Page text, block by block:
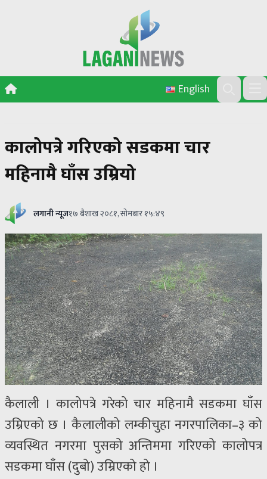
English
Search
कालोपत्रे गरिएको सडकमा चार
महिनामै घाँस उम्रियो
लगानी न्यूज१७ बैशाख २०८१, सोमबार १५:४९
कैलाली । कालोपत्रे गरेको चार महिनामै सडकमा घाँस
उम्रिएको छ । कैलालीको लम्कीचुहा नगरपालिका–३ को
व्यवस्थित नगरमा पुसको अन्तिममा गरिएको कालोपत्र
सडकमा घाँस (दुबो) उम्रिएको हो ।